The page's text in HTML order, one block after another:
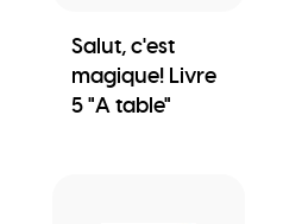
Salut, c'est
magique! Livre
5 "A table"